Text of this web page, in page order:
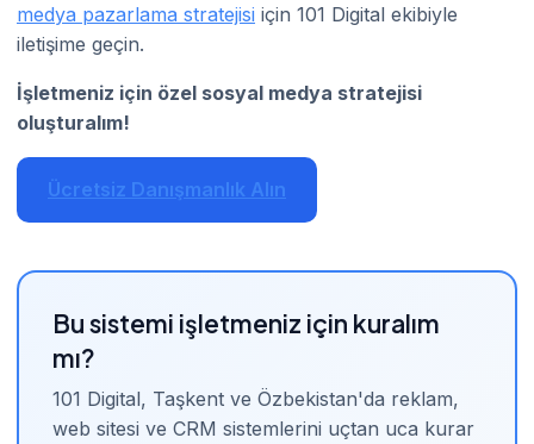
medya pazarlama stratejisi için 101 Digital ekibiyle
iletişime geçin.
İşletmeniz için özel sosyal medya stratejisi
oluşturalım!
Ücretsiz Danışmanlık Alın
Bu sistemi işletmeniz için kuralım
mı?
101 Digital, Taşkent ve Özbekistan'da reklam,
web sitesi ve CRM sistemlerini uçtan uca kurar